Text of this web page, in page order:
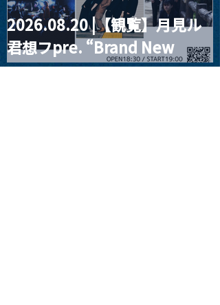
2026.08.20 |【観覧】月見ル
君想フpre. “Brand New
Moon #3”